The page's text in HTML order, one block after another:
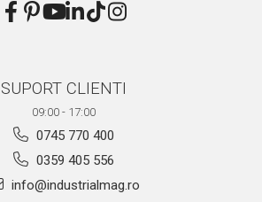
SUPORT CLIENTI
09:00 - 17:00
0745 770 400
0359 405 556
info@industrialmag.ro